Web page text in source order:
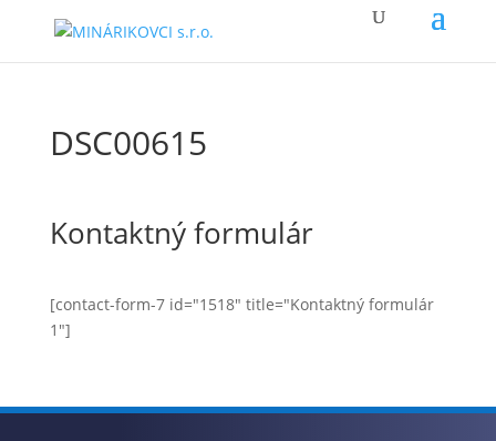
DSC00615
Kontaktný formulár
[contact-form-7 id="1518" title="Kontaktný formulár
1"]